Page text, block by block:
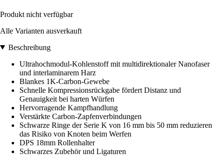
Produkt nicht verfügbar
Alle Varianten ausverkauft
Beschreibung
Ultrahochmodul-Kohlenstoff mit multidirektionaler Nanofaser
und interlaminarem Harz
Blankes 1K-Carbon-Gewebe
Schnelle Kompressionsrückgabe fördert Distanz und
Genauigkeit bei harten Würfen
Hervorragende Kampfhandlung
Verstärkte Carbon-Zapfenverbindungen
Schwarze Ringe der Serie K von 16 mm bis 50 mm reduzieren
das Risiko von Knoten beim Werfen
DPS 18mm Rollenhalter
Schwarzes Zubehör und Ligaturen